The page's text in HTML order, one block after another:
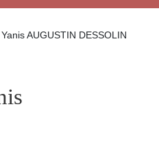
Yanis AUGUSTIN DESSOLIN